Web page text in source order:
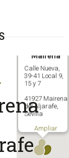
Mairena
Calle Nueva,
39-41 Local 9,
15 y 7
41927 Mairena
del Aljarafe,
Sevilla
Ampliar